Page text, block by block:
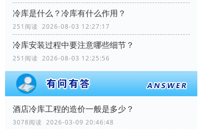
冷库是什么？冷库有什么作用？
251阅读 2026-08-03 12:27:17
冷库安装过程中要注意哪些细节？
251阅读 2026-08-03 12:25:56
酒店冷库工程的造价一般是多少？
3078阅读 2026-03-09 20:46:48